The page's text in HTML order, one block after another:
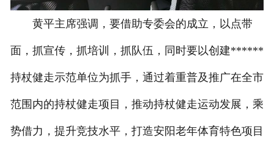
黄平主席强调，要借助专委会的成立，以点带
面，抓宣传，抓培训，抓队伍，同时要以创建******
持杖健走示范单位为抓手，通过着重普及推广在全市
范围内的持杖健走项目，推动持杖健走运动发展，乘
势借力，提升竞技水平，打造安阳老年体育特色项目